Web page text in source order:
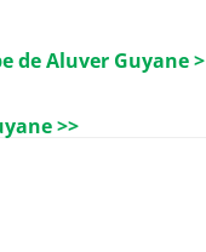
de Aluver Guyane >
>>